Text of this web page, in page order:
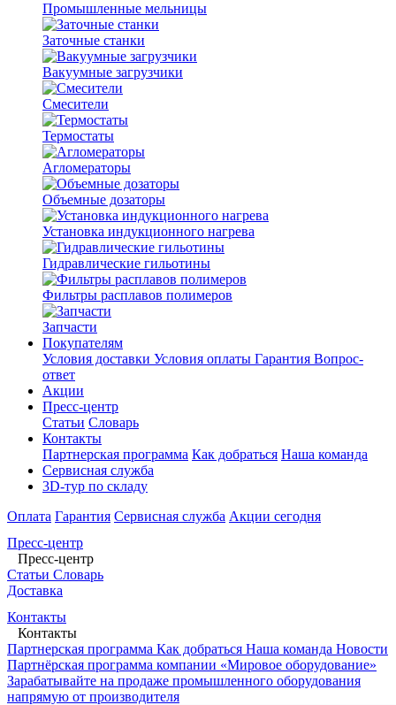
Промышленные мельницы
Заточные станки
Вакуумные загрузчики
Смесители
Термостаты
Агломераторы
Объемные дозаторы
Установка индукционного нагрева
Гидравлические гильотины
Фильтры расплавов полимеров
Запчасти
Покупателям
Условия доставки Условия оплаты Гарантия Вопрос-
ответ
Акции
Пресс-центр
Статьи Словарь
Контакты
Партнерская программа Как добраться Наша команда
Сервисная служба
3D-тур по складу
Оплата Гарантия Сервисная служба Акции сегодня
Пресс-центр
Пресс-центр
Статьи Словарь
Доставка
Контакты
Контакты
Партнерская программа Как добраться Наша команда Новости
Партнёрская программа компании «Мировое оборудование»
Зарабатывайте на продаже промышленного оборудования
напрямую от производителя